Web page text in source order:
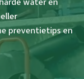
preventietips en